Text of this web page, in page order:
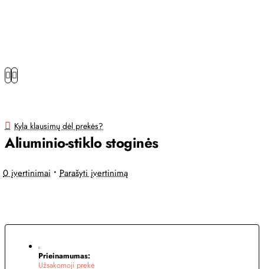
Kyla klausimų dėl prekės?
Aliuminio-stiklo stoginės
0 įvertinimai • Parašyti įvertinimą
Prieinamumas:
Užsakomoji prekė